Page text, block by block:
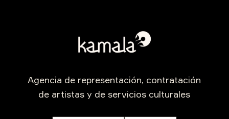
Agencia de representación, contratación
de artistas y de servicios culturales